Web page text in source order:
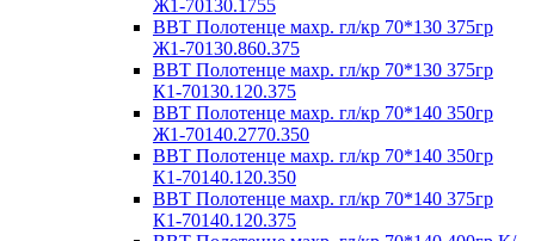
Ж1-70130.1755
ВВТ Полотенце махр. гл/кр 70*130 375гр
Ж1-70130.860.375
ВВТ Полотенце махр. гл/кр 70*130 375гр
К1-70130.120.375
ВВТ Полотенце махр. гл/кр 70*140 350гр
Ж1-70140.2770.350
ВВТ Полотенце махр. гл/кр 70*140 350гр
К1-70140.120.350
ВВТ Полотенце махр. гл/кр 70*140 375гр
К1-70140.120.375